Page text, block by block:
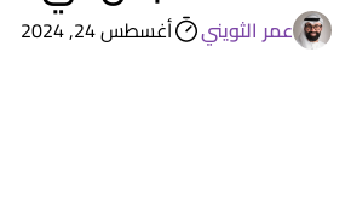
عمر الثويني أغسطس 24, 2024